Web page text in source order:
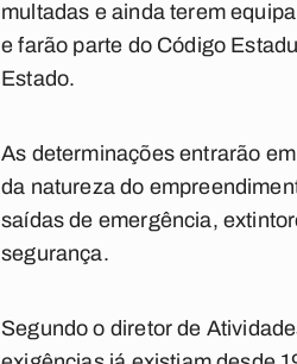
multadas e ainda terem
e farão parte do Código
Estado.
As determinações entrarão
da natureza do
saídas de emergência,
segurança.
Segundo o diretor de